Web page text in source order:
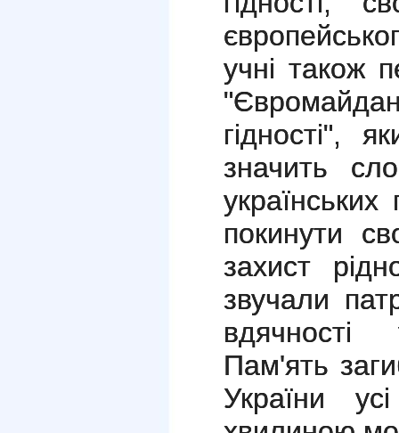
учні також
гідності",
значить
покинути
захист
звучали
вдячності
Пам'ять
України